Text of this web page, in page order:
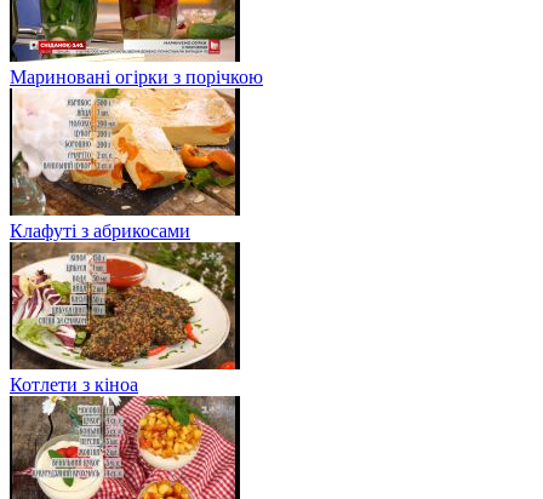
Мариновані огірки з порічкою
Клафуті з абрикосами
Котлети з кіноа